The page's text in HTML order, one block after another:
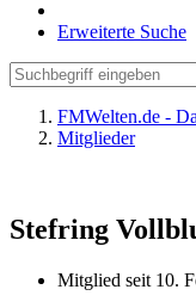
Erweiterte Suche
FMWelten.de -
Mitglieder
Stefring
Mitglied seit 10.